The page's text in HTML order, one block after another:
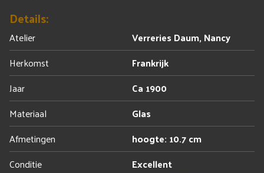
Details:
Atelier
Verreries Daum, Nancy
Herkomst
Frankrijk
Jaar
Ca 1900
Materiaal
Glas
Afmetingen
hoogte: 10.7 cm
Conditie
Excellent